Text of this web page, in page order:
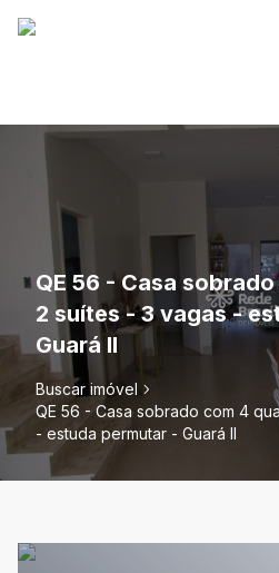
QE 56 - Casa
2 suítes - 3 vagas -
Guará II
Buscar imóvel
QE 56 - Casa sobrado com 4
- estuda permutar - Guará II